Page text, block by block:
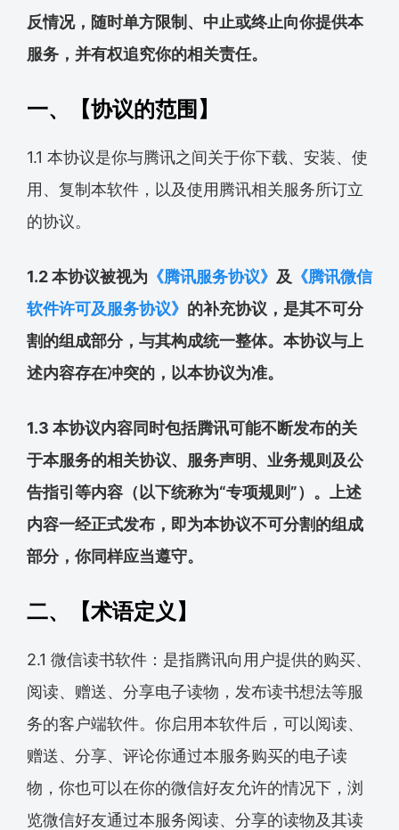
反情况，随时单方限制、中止或终止向你提供本
服务，并有权追究你的相关责任。
一、【协议的范围】
1.1 本协议是你与腾讯之间关于你下载、安装、使
用、复制本软件，以及使用腾讯相关服务所订立
的协议。
1.2 本协议被视为 《腾讯服务协议》 及 《腾讯微信
软件许可及服务协议》 的补充协议，是其不可分
割的组成部分，与其构成统一整体。本协议与上
述内容存在冲突的，以本协议为准。
1.3 本协议内容同时包括腾讯可能不断发布的关
于本服务的相关协议、服务声明、业务规则及公
告指引等内容（以下统称为“专项规则”）。上述
内容一经正式发布，即为本协议不可分割的组成
部分，你同样应当遵守。
二、【术语定义】
2.1 微信读书软件：是指腾讯向用户提供的购买、
阅读、赠送、分享电子读物，发布读书想法等服
务的客户端软件。你启用本软件后，可以阅读、
赠送、分享、评论你通过本服务购买的电子读
物，你也可以在你的微信好友允许的情况下，浏
览微信好友通过本服务阅读、分享的读物及其读